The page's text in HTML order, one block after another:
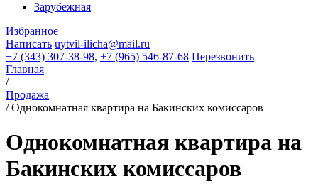
Зарубежная
Избранное
Написать uytvil-ilicha@mail.ru
+7 (343) 307-38-98, +7 (965) 546-87-68 Перезвонить
Главная
/
Продажа
/Однокомнатная квартира на Бакинских комиссаров
Однокомнатная квартира на
Бакинских комиссаров